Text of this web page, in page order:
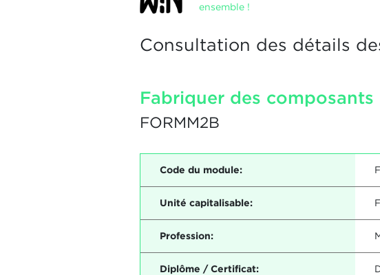
ensemble !
Consultation des détails
Fabriquer des
FORMM2B
Code du module:
Unité capitalisable:
Profession:
Diplôme / Certificat: